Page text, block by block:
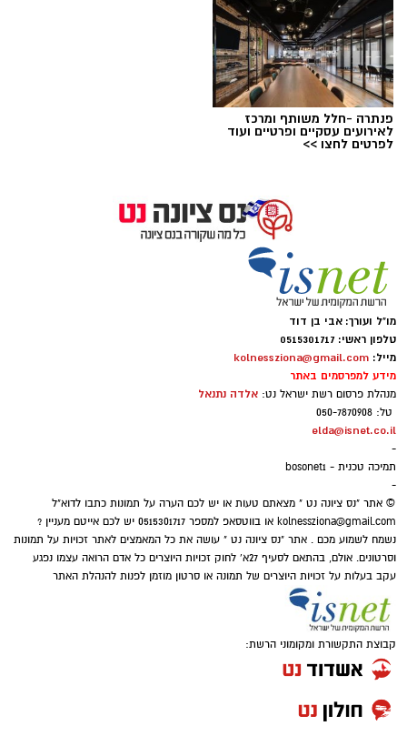
נתינה מתוך זיכרון: מיזם "טל של נתינה" לזכרו
של טל מלכה ז"ל חוזר בנס ציונה
טל מלכה, איש מערכת הביטחון נהרג
יבנה. כשהיה בן חמש עברה המשפחה לנס ציונה.
טל הוא בנם האמצעי של יעלי ושרון, אח לנאור
ועמית.
הנצחה מתוך עשייה וחסד
מיזם "טל של נתינה" מתקיים גם השנה כחלק
ממסורת שמטרתה לתרגם את הכאב לעשייה
חברתית ולנתינה. משפחתו של טל בחרה להנציח
את זכרו בדרך שהייתה מזוהה עמו – אהבת האדם
וסיוע לקהילה, תוך הדגשת ערכי הערבות ההדדית
והמשכיות דרכו.
מפגש אריזה וטקס זיכרון
פנתרה -חלל משותף ומרכז
לאירועים עסקיים ופרטיים ועוד
לפרטים לחצו >>
מו"ל ועורך: אבי בן דוד
טלפון ראשי: 0515301717
מייל: kolnessziona@gmail.com
מידע למפרסמים באתר
מנהלת פרסום רשת ישראל נט: אלדה נתנאל
טל: 050-7870908
elda@isnet.co.il
-
תמיכה טכנית - bosonet1
-
© אתר "נס ציונה נט " מצאתם טעות או יש לכם הערה על תמונות כתבו לדוא"ל
kolnessziona@gmail.com
או בווטסאפ למספר 0515301717 יש לכם אייטם מעניין ?
נשמח לשמוע מכם . אתר "נס ציונה נט " עושה את כל המאמצים לאתר זכויות על תמונות
וסרטונים. אולם, בהתאם לסעיף 27א' לחוק זכויות היוצרים כל אדם הרואה עצמו נפגע
עקב בעלות על זכויות היוצרים של תמונה או סרטון מוזמן לפנות להנהלת האתר
קבוצת התקשורת ומקומוני הרשת: